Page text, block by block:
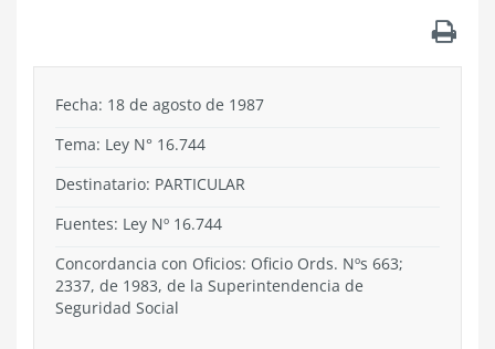
Fecha: 18 de agosto de 1987
Tema: Ley N° 16.744
Destinatario: PARTICULAR
Fuentes: Ley Nº 16.744
Concordancia con Oficios: Oficio Ords. Nºs 663;
2337, de 1983, de la Superintendencia de
Seguridad Social